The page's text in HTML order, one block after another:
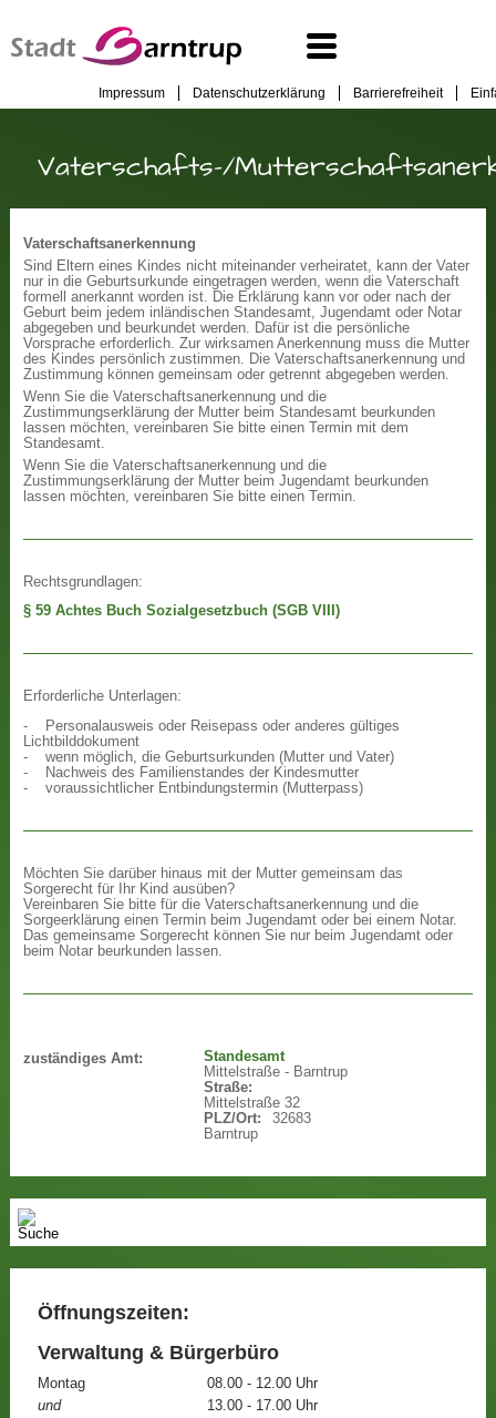
Impressum Datenschutzerklärung Barrierefreiheit
Vaterschafts-/
Vaterschaftsanerkennung
Sind Eltern eines Kindes nicht miteinander verheiratet, kann der Vater
nur in die Geburtsurkunde eingetragen werden, wenn die Vaterschaft
formell anerkannt worden ist. Die Erklärung kann vor oder nach der
Geburt beim jedem inländischen Standesamt, Jugendamt oder Notar
abgegeben und beurkundet werden. Dafür ist die persönliche
Vorsprache erforderlich. Zur wirksamen Anerkennung muss die Mutter
des Kindes persönlich zustimmen. Die Vaterschaftsanerkennung und
Zustimmung können gemeinsam oder getrennt abgegeben werden.
Wenn Sie die Vaterschaftsanerkennung und die
Zustimmungserklärung der Mutter beim Standesamt beurkunden
lassen möchten, vereinbaren Sie bitte einen Termin mit dem
Standesamt.
Wenn Sie die Vaterschaftsanerkennung und die
Zustimmungserklärung der Mutter beim Jugendamt beurkunden
lassen möchten, vereinbaren Sie bitte einen Termin.
Rechtsgrundlagen:
§ 59 Achtes Buch Sozialgesetzbuch (SGB VIII)
Erforderliche Unterlagen:
- Personalausweis oder Reisepass oder anderes gültiges
Lichtbilddokument
- wenn möglich, die Geburtsurkunden (Mutter und Vater)
- Nachweis des Familienstandes der Kindesmutter
- voraussichtlicher Entbindungstermin (Mutterpass)
Möchten Sie darüber hinaus mit der Mutter gemeinsam das
Sorgerecht für Ihr Kind ausüben?
Vereinbaren Sie bitte für die Vaterschaftsanerkennung und die
Sorgeerklärung einen Termin beim Jugendamt oder bei einem Notar.
Das gemeinsame Sorgerecht können Sie nur beim Jugendamt oder
beim Notar beurkunden lassen.
zuständiges Amt:
Standesamt
Mittelstraße - Barntrup
Straße:
Mittelstraße 32
PLZ/Ort:
32683
Barntrup
Öffnungszeiten:
Verwaltung & Bürgerbüro
Montag
08.00 - 12.00 Uhr
und
13.00 - 17.00 Uhr